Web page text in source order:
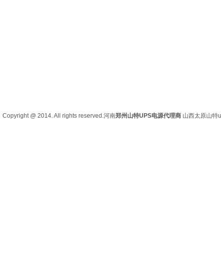
Copyright @ 2014. All rights reserved.河南郑州山特UPS电源代理商 山西太原山特